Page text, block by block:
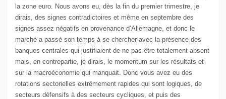
la zone euro. Nous avons eu, dès la fin du premier trimestre, je
dirais, des signes contradictoires et même en septembre des
signes assez négatifs en provenance d’Allemagne, et donc le
marché a passé son temps à se chercher avec la présence des
banques centrales qui justifiaient de ne pas être totalement absent
mais, en contrepartie, je dirais, le momentum sur les résultats et
sur la macroéconomie qui manquait. Donc vous avez eu des
rotations sectorielles extrêmement rapides qui sont logiques, de
secteurs défensifs à des secteurs cycliques, et puis des